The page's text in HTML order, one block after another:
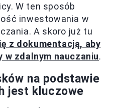
W ten sposób
inwestowania w
A skoro już tu
z dokumentacją, aby
w zdalnym nauczaniu.
na podstawie
jest kluczowe